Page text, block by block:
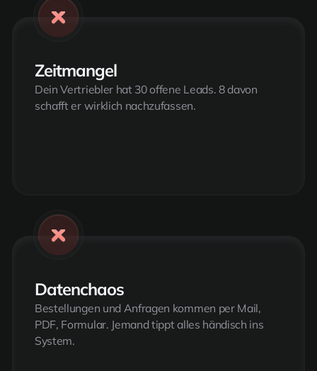
Zeitmangel
Dein Vertriebler hat 30 offene Leads. 8 davon
schafft er wirklich nachzufassen.
Datenchaos
Bestellungen und Anfragen kommen per Mail,
PDF, Formular. Jemand tippt alles händisch ins
System.